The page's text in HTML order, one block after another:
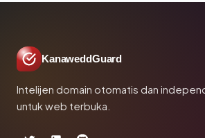
KanaweddGuard
Intelijen domain otomatis dan
untuk web terbuka.